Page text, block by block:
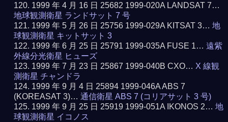
1999 年 4 月 16 日 25682 1999-020A LANDSAT 7…
地球観測衛星 ランドサット 7 号
1999 年 5 月 26 日 25756 1999-029A KITSAT 3…地
球観測衛星 キットサット 3
1999 年 6 月 25 日 25791 1999-035A FUSE 1…遠紫
外線分光衛星 ヒューズ
1999 年 7 月 23 日 25867 1999-040B CXO… X 線観
測衛星 チャンドラ
1999 年 9 月 4 日 25894 1999-046A ABS 7
(KOREASAT 3)…通信衛星 ABS 7 (コリアサット 3 号)
1999 年 9 月 25 日 25919 1999-051A IKONOS 2…地
球観測衛星 イコノス